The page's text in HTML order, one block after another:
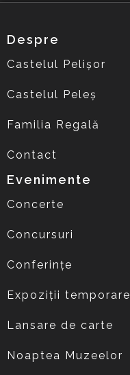
Despre
Castelul Pelișor
Castelul Peleș
Familia Regală
Contact
Evenimente
Concerte
Concursuri
Conferințe
Expoziții temporare
Lansare de carte
Noaptea Muzeelor